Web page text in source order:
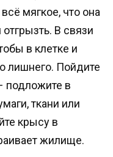
мягкое, что она
В связи
в клетке и
лишнего. Пойдите
подложите в
ткани или
крысу в
жилище.